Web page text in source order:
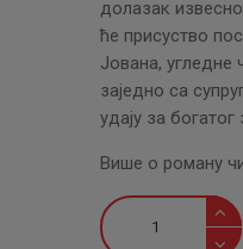
долазак
ће присуство
Јована, угледне
заједно са
удају за богатог
Више о роману
Барон
из